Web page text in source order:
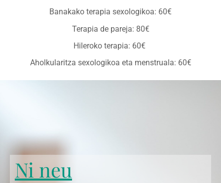
Banakako terapia sexologikoa: 60€
Terapia de pareja: 80€
Hileroko terapia: 60€
Aholkularitza sexologikoa eta menstruala: 60€
Ni neu